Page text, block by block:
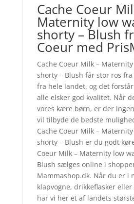
Cache Coeur
Maternity low
shorty – Blush
Coeur med
Cache Coeur Milk –
shorty – Blush får stor ros
fra hele landet, og det
alle elsker god kvalitet. Når
vores kære børn, er der
vil tilbyde de bedste
Cache Coeur Milk –
shorty – Blush er du godt
Coeur Milk – Maternity low
Blush sælges online i
Mammashop.dk. Når du er i
klapvogne, drikkeflasker eller
har vi her et af landets